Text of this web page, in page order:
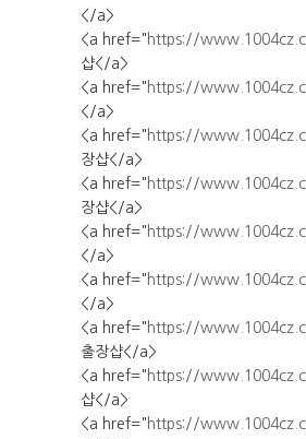
</a>
<a href=" https://
샵</a>
<a href=" https://
</a>
<a href=" https://
장샵</a>
<a href=" https://
장샵</a>
<a href=" https://
</a>
<a href=" https://
</a>
<a href=" https://
출장샵</a>
<a href=" https://
샵</a>
<a href=" https://